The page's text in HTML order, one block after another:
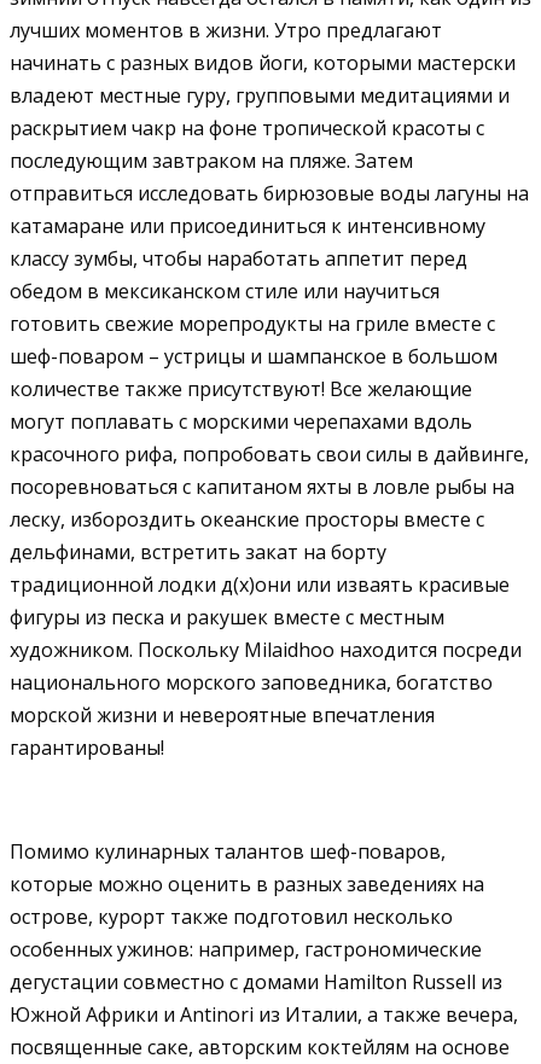
лучших моментов в жизни. Утро предлагают
начинать с разных видов йоги, которыми мастерски
владеют местные гуру, групповыми медитациями и
раскрытием чакр на фоне тропической красоты с
последующим завтраком на пляже. Затем
отправиться исследовать бирюзовые воды лагуны на
катамаране или присоединиться к интенсивному
классу зумбы, чтобы наработать аппетит перед
обедом в мексиканском стиле или научиться
готовить свежие морепродукты на гриле вместе с
шеф-поваром – устрицы и шампанское в большом
количестве также присутствуют! Все желающие
могут поплавать с морскими черепахами вдоль
красочного рифа, попробовать свои силы в дайвинге,
посоревноваться с капитаном яхты в ловле рыбы на
леску, избороздить океанские просторы вместе с
дельфинами, встретить закат на борту
традиционной лодки д(х)они или изваять красивые
фигуры из песка и ракушек вместе с местным
художником. Поскольку Milaidhoo находится посреди
национального морского заповедника, богатство
морской жизни и невероятные впечатления
гарантированы!
Помимо кулинарных талантов шеф-поваров,
которые можно оценить в разных заведениях на
острове, курорт также подготовил несколько
особенных ужинов: например, гастрономические
дегустации совместно с домами Hamilton Russell из
Южной Африки и Antinori из Италии, а также вечера,
посвященные саке, авторским коктейлям на основе